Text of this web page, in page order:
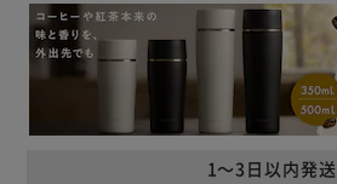
1～3日以内発送